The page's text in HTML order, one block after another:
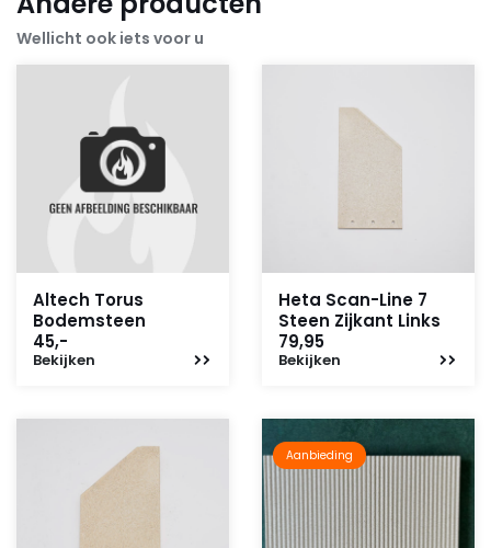
Wellicht ook iets voor u
Altech Torus
Bodemsteen
45,-
Bekijken
Heta Scan-Line 7
Steen Zijkant Links
79,95
Bekijken
Aanbieding